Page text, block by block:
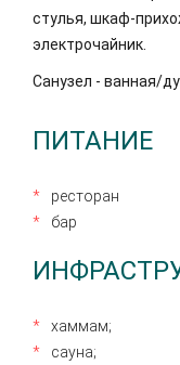
стулья, шкаф-
электрочайник.
Санузел - ванная/
ПИТАНИЕ
ресторан
бар
хаммам;
сауна;